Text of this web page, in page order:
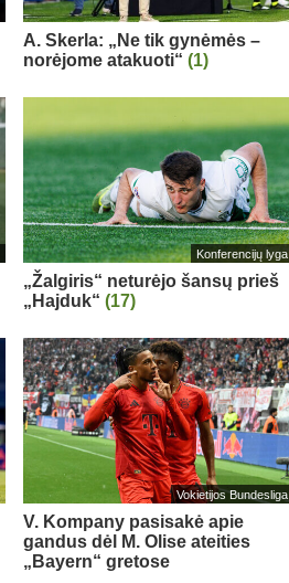
A. Skerla: „Ne tik gynėmės –
norėjome atakuoti“ (1)
Konferencijų lyga
„Žalgiris“ neturėjo šansų prieš
„Hajduk“ (17)
Vokietijos Bundesliga
V. Kompany pasisakė apie
gandus dėl M. Olise ateities
„Bayern“ gretose